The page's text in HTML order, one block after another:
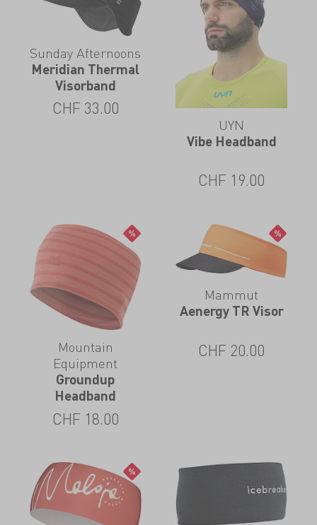
Sunday Afternoons
Meridian Thermal
Visorband
CHF 33.00
UYN
Vibe Headband
CHF 19.00
Mountain
Equipment
Groundup
Headband
CHF 18.00
Mammut
Aenergy TR Visor
CHF 20.00